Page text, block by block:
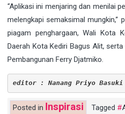
“Aplikasi ini menjaring dan menilai
melengkapi semaksimal mungkin,”
piagam penghargaan, Wali Kota
Daerah Kota Kediri Bagus Alit,
Pembangunan Ferry Djatmiko.
editor : Nanang Priyo Basuki
Posted in Inspirasi Tagged